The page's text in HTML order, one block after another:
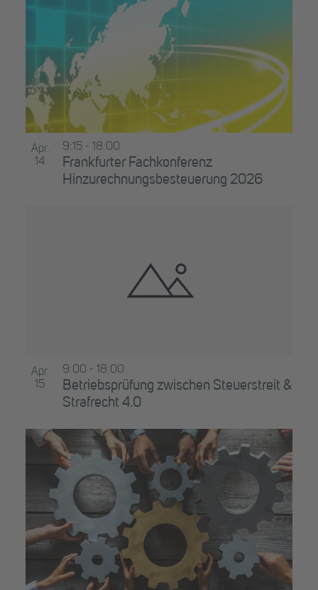
Apr.
14
Frankfurter Fachkonferenz
Hinzurechnungsbesteuerung 2026
9:15 - 18:00
Apr.
15
Betriebsprüfung zwischen Steuerstreit &
Strafrecht 4.0
9:00 - 18:00